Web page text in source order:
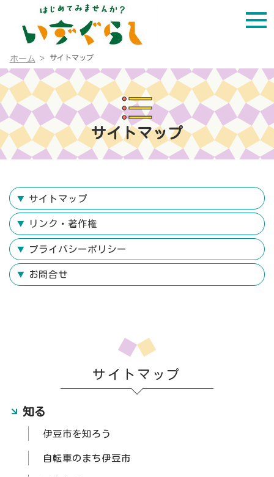
ホーム サイトマップ
サイトマップ
サイトマップ
リンク・著作権
プライバシーポリシー
お問合せ
サイトマップ
知る
伊豆市を知ろう
自転車のまち伊豆市